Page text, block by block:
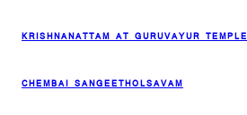
KRISHNANATTAM AT GURUVAYUR TEMPLE
CHEMBAI SANGEETHOLSAVAM